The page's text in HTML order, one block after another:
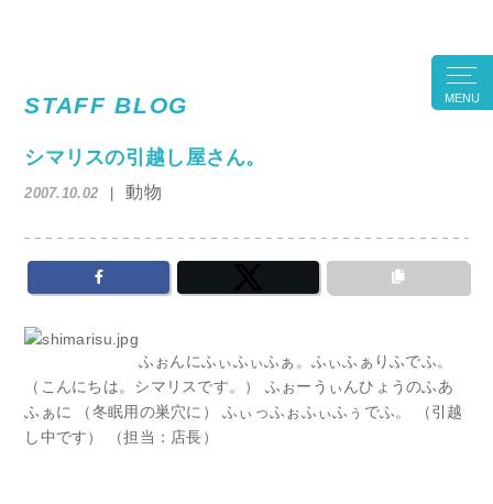
STAFF BLOG
シマリスの引越し屋さん。
2007.10.02 動物
ふぉんにふぃふぃふぁ。ふぃふぁりふでふ。
（こんにちは。シマリスです。） ふぉーうぃんひょうのふあ
ふぁに （冬眠用の巣穴に） ふぃっふぉふぃふぅでふ。 （引越
し中です） （担当：店長）
MENU